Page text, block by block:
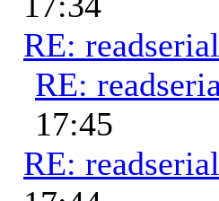
RE:
RE:
17:45
RE: